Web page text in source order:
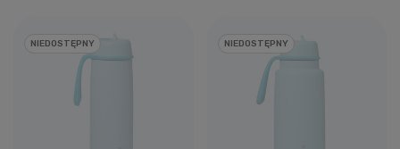
NIEDOSTĘPNY NIEDOSTĘPNY